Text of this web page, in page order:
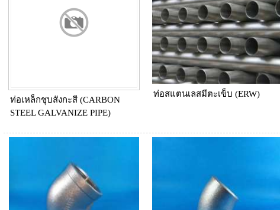
ท่อเหล็กชุบสังกะสี (CARBON
STEEL GALVANIZE PIPE)
ท่อสแตนเลสมีตะเข็บ (ERW)